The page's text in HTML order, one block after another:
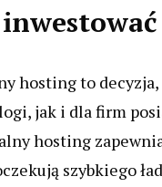
hosting to
jak i dla firm
hosting
szybkiego